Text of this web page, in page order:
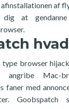
af
at gendanne
type browser
Mac-
faner med